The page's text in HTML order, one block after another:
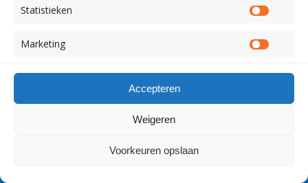
Statistieken
Marketing
Accepteren
Weigeren
Voorkeuren opslaan
Copyright Visserslatijn Nederland 1998-2012